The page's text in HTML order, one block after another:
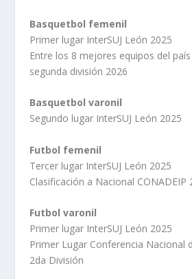
Basquetbol femenil
Primer lugar InterSUJ León 2025
Entre los 8 mejores equipos del
segunda división 2026
Basquetbol varonil
Segundo lugar InterSUJ León 2025
Futbol femenil
Tercer lugar InterSUJ León 2025
Clasificación a Nacional CONADEIP
Futbol varonil
Primer lugar InterSUJ León 2025
Primer Lugar Conferencia Nacional
2da División